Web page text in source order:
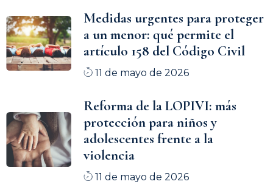
Medidas urgentes para proteger
a un menor: qué permite el
artículo 158 del Código Civil
11 de mayo de 2026
Reforma de la LOPIVI: más
protección para niños y
adolescentes frente a la
violencia
11 de mayo de 2026